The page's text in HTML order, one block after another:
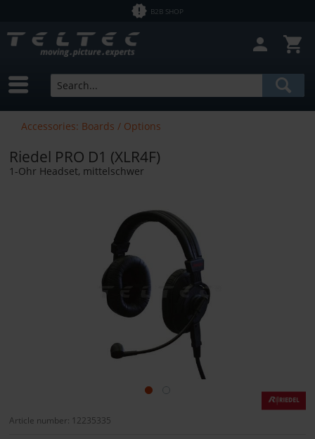
B2B SHOP
Accessories: Boards / Options
Riedel PRO D1 (XLR4F)
1-Ohr Headset, mittelschwer
Article number: 12235335